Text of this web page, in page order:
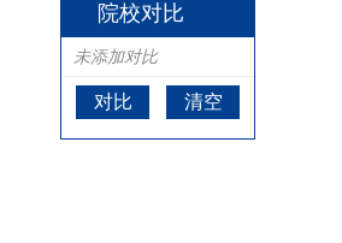
院校对比
未添加对比
对比 清空